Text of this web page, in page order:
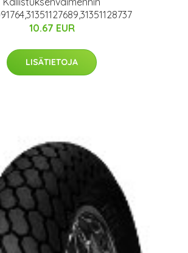
10.67 EUR
LISÄTIETOJA